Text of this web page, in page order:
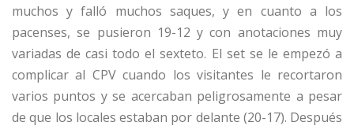
muchos y falló muchos saques, y en cuanto a los
pacenses, se pusieron 19-12 y con anotaciones muy
variadas de casi todo el sexteto. El set se le empezó a
complicar al CPV cuando los visitantes le recortaron
varios puntos y se acercaban peligrosamente a pesar
de que los locales estaban por delante (20-17). Después